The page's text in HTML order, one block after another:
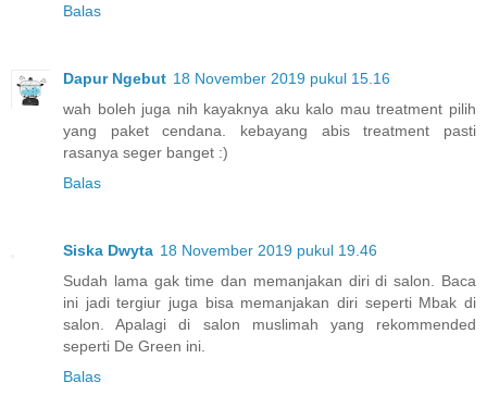
Balas
Dapur Ngebut 18 November 2019 pukul 15.16
wah boleh juga nih kayaknya aku kalo mau treatment pilih
yang paket cendana. kebayang abis treatment pasti
rasanya seger banget :)
Balas
Siska Dwyta 18 November 2019 pukul 19.46
Sudah lama gak time dan memanjakan diri di salon. Baca
ini jadi tergiur juga bisa memanjakan diri seperti Mbak di
salon. Apalagi di salon muslimah yang rekommended
seperti De Green ini.
Balas